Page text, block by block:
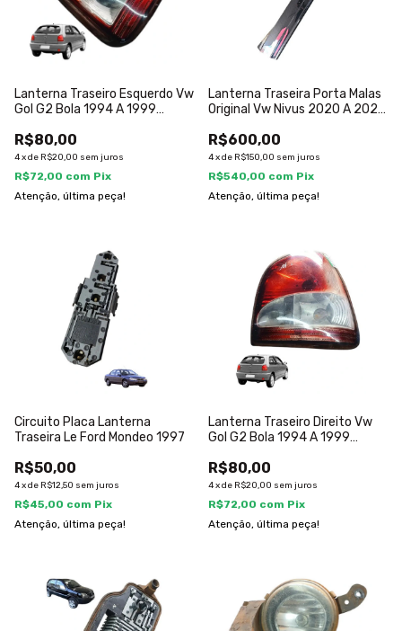
Lanterna Traseiro Esquerdo Vw
Gol G2 Bola 1994 A 1999
R$80,00
4xde R$20,00 sem juros
R$72,00 com Pix
Atenção, última peça!
Lanterna Traseira Porta Malas
Original Vw Nivus 2020 A 2024
R$600,00
4xde R$150,00 sem juros
R$540,00 com Pix
Atenção, última peça!
Circuito Placa Lanterna
Traseira Le Ford Mondeo 1997
R$50,00
4xde R$12,50 sem juros
R$45,00 com Pix
Atenção, última peça!
Lanterna Traseiro Direito Vw
Gol G2 Bola 1994 A 1999
R$80,00
4xde R$20,00 sem juros
R$72,00 com Pix
Atenção, última peça!